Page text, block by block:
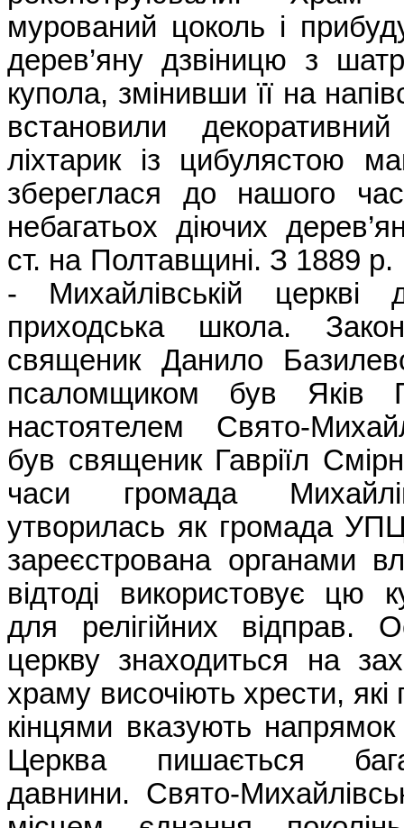
мурований цоколь і
дерев’яну дзвіницю з
купола, змінивши її на
встановили
ліхтарик із цибулястою
збереглася до нашого
небагатьох діючих
ст. на Полтавщині. З 1889 р.
- Михайлівській церкві
приходська школа.
священик Данило
псаломщиком був Яків
настоятелем Свято-
був священик Гавріїл
часи громада
утворилась як громада
зареєстрована органами
відтоді використовує цю
для релігійних відправ.
церкву знаходиться на
храму височіють хрести,
кінцями вказують напрямок
Церква пишається
давнини. Свято-